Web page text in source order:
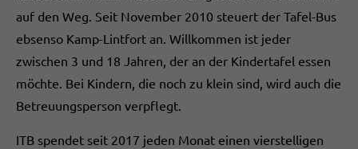
auf den Weg. Seit November 2010 steuert der Tafel-Bus
ebsenso Kamp-Lintfort an. Willkommen ist jeder
zwischen 3 und 18 Jahren, der an der Kindertafel essen
möchte. Bei Kindern, die noch zu klein sind, wird auch die
Betreuungsperson verpflegt.
ITB spendet seit 2017 jeden Monat einen vierstelligen